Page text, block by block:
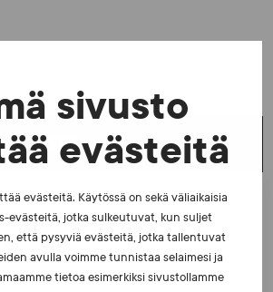
sivusto
evästeitä
evästeitä. Käytössä on sekä väliaikaisia
evästeitä, jotka sulkeutuvat, kun suljet
että pysyviä evästeitä, jotka tallentuvat
avulla voimme tunnistaa selaimesi ja
tietoa esimerkiksi sivustollamme
lääketieteelliseksi asiantuntijaksi